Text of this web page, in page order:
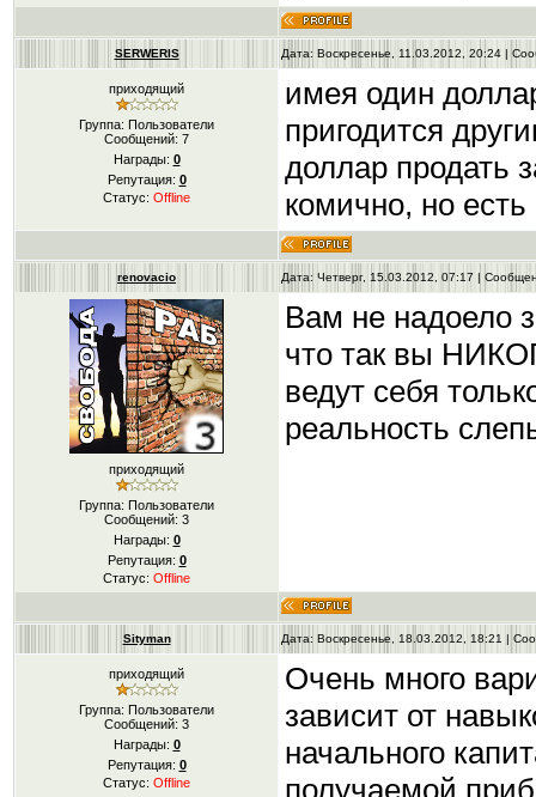
SERWERIS Дата: Воскресенье, 11.03.2012, 20:24 |
приходящий
Группа: Пользователи
Сообщений: 7
Награды: 0
Репутация: 0
Статус: Offline
имея один
пригодится
доллар продать
комично, но
renovacio Дата: Четверг, 15.03.2012, 07:17 |
приходящий
Группа: Пользователи
Сообщений: 3
Награды: 0
Репутация: 0
Статус: Offline
Вам не надоело
что так вы
ведут себя
реальность
Sityman Дата: Воскресенье, 18.03.2012, 18:21 |
приходящий
Группа: Пользователи
Сообщений: 3
Награды: 0
Репутация: 0
Статус: Offline
Очень много
зависит от
начального
получаемой